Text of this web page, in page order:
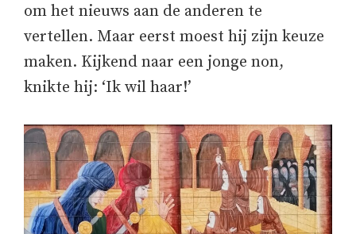
om het nieuws aan de anderen te
vertellen. Maar eerst moest hij zijn keuze
maken. Kijkend naar een jonge non,
knikte hij: ‘Ik wil haar!’